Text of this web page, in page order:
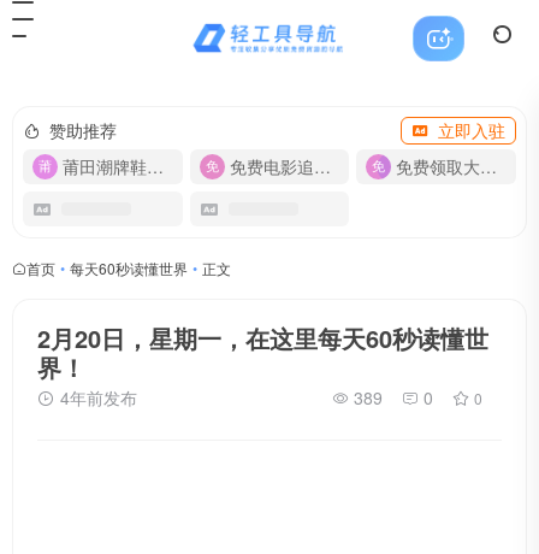
赞助推荐
立即入驻
莆田潮牌鞋服-货源
免费电影追剧APP 免费领取大流量卡【500G】
首页 • 每天60秒读懂世界 • 正文
2月20日，星期一，在这里每天60秒读懂世
界！
4年前发布 389 0 0